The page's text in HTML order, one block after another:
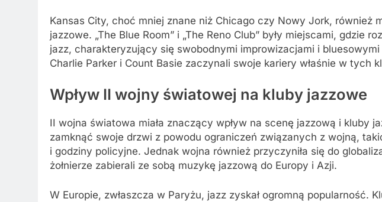
Kansas City, choć mniej znane niż Chicago czy Nowy Jork, również
jazzowe. „The Blue Room” i „The Reno Club” były miejscami, gdzie
jazz, charakteryzujący się swobodnymi improwizacjami i
Charlie Parker i Count Basie zaczynali swoje kariery właśnie w tych
Wpływ II wojny światowej na kluby jazzowe
II wojna światowa miała znaczący wpływ na scenę jazzową i kluby
zamknąć swoje drzwi z powodu ograniczeń związanych z wojną,
i godziny policyjne. Jednak wojna również przyczyniła się do
żołnierze zabierali ze sobą muzykę jazzową do Europy i Azji.
W Europie, zwłaszcza w Paryżu, jazz zyskał ogromną popularność.